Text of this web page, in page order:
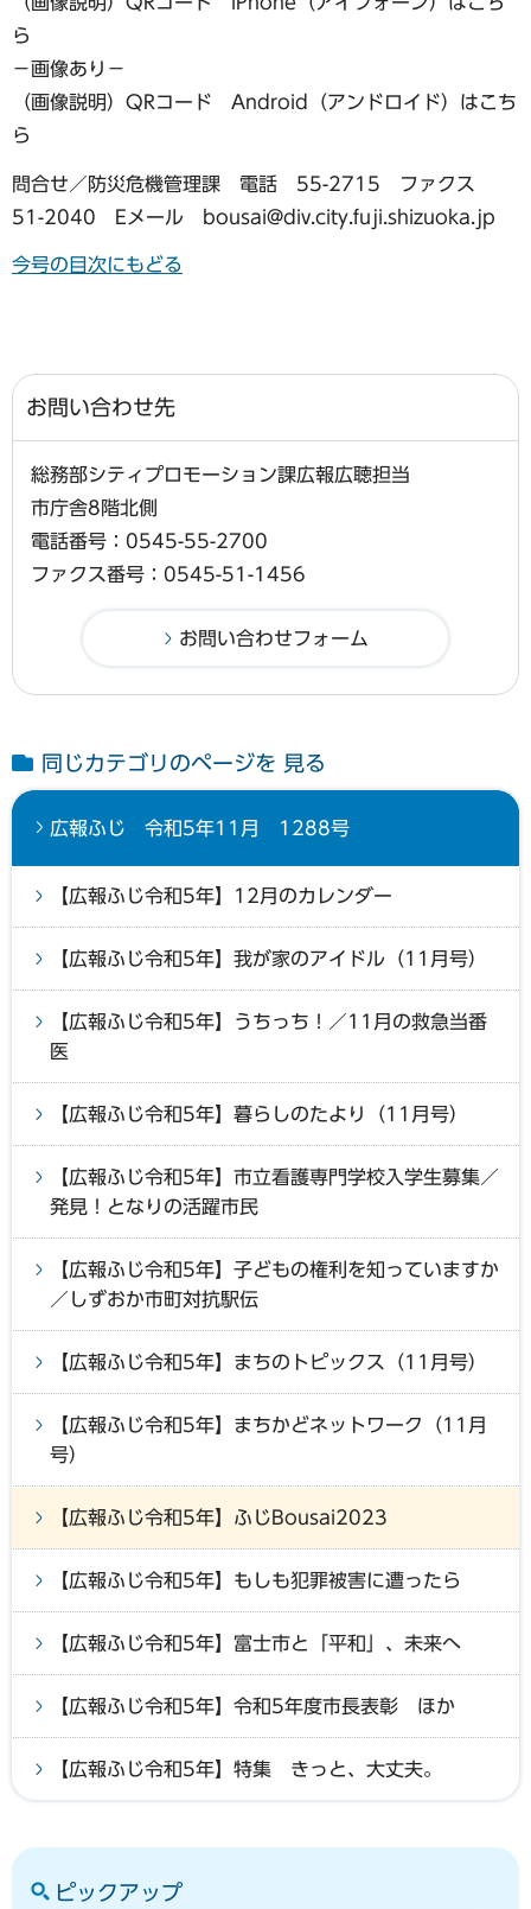
ら
−画像あり−
（画像説明）QRコード Android（アンドロイド）はこち
ら
問合せ／防災危機管理課 電話 55-2715 ファクス
51-2040 Eメール bousai@div.city.fuji.shizuoka.jp
今号の目次にもどる
お問い合わせ先
総務部シティプロモーション課広報広聴担当
市庁舎8階北側
電話番号：0545-55-2700
ファクス番号：0545-51-1456
同じカテゴリのページを 見る
広報ふじ 令和5年11月 1288号
【広報ふじ令和5年】12月のカレンダー
【広報ふじ令和5年】我が家のアイドル（11月号）
【広報ふじ令和5年】うちっち！／11月の救急当番
医
【広報ふじ令和5年】暮らしのたより（11月号）
【広報ふじ令和5年】市立看護専門学校入学生募集／
発見！となりの活躍市民
【広報ふじ令和5年】子どもの権利を知っていますか
／しずおか市町対抗駅伝
【広報ふじ令和5年】まちのトピックス（11月号）
【広報ふじ令和5年】まちかどネットワーク（11月
号）
【広報ふじ令和5年】ふじBousai2023
【広報ふじ令和5年】もしも犯罪被害に遭ったら
【広報ふじ令和5年】富士市と「平和」、未来へ
【広報ふじ令和5年】令和5年度市長表彰 ほか
【広報ふじ令和5年】特集 きっと、大丈夫。
ピックアップ